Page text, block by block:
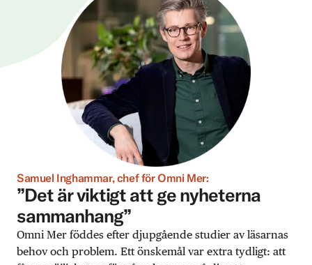
Samuel Inghammar, chef för Omni Mer:
”Det är viktigt att ge nyheterna
sammanhang”
Omni Mer föddes efter djupgående studier av läsarnas
behov och problem. Ett önskemål var extra tydligt: att